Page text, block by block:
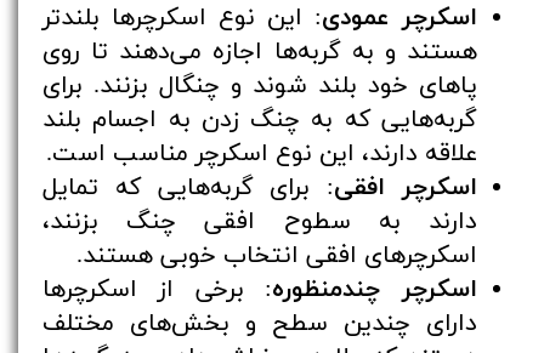
اسکرچر عمودی: این نوع اسکرچرها بلندتر
هستند و به گربه‌ها اجازه می‌دهند تا روی
پاهای خود بلند شوند و چنگال بزنند. برای
گربه‌هایی که به چنگ زدن به اجسام بلند
علاقه دارند، این نوع اسکرچر مناسب است.
اسکرچر افقی: برای گربه‌هایی که تمایل
دارند به سطوح افقی چنگ بزنند،
اسکرچرهای افقی انتخاب خوبی هستند.
اسکرچر چندمنظوره: برخی از اسکرچرها
دارای چندین سطح و بخش‌های مختلف